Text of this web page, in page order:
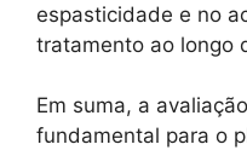
espasticidade e no
tratamento ao longo
Em suma, a
fundamental para o